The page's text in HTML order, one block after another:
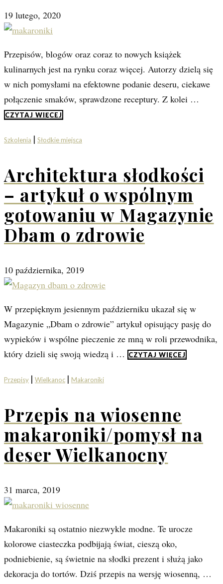
19 lutego, 2020
Przepisów, blogów oraz coraz to nowych książek
kulinarnych jest na rynku coraz więcej. Autorzy dzielą się
w nich pomysłami na efektowne podanie deseru, ciekawe
połączenie smaków, sprawdzone receptury. Z kolei …
CZYTAJ WIĘCEJ
Szkolenia | Słodkie miejsca
Architektura słodkości
– artykuł o wspólnym
gotowaniu w Magazynie
Dbam o zdrowie
10 października, 2019
W przepięknym jesiennym październiku ukazał się w
Magazynie „Dbam o zdrowie” artykuł opisujący pasję do
wypieków i wspólne pieczenie ze mną w roli przewodnika,
który dzieli się swoją wiedzą i …
CZYTAJ WIĘCEJ
Przepisy | Wielkanoc | Makaroniki
Przepis na wiosenne
makaroniki/pomysł na
deser Wielkanocny
31 marca, 2019
Makaroniki są ostatnio niezwykle modne. Te urocze
kolorowe ciasteczka podbijają świat, cieszą oko,
podniebienie, są świetnie na słodki prezent i służą jako
dekoracja do tortów. Dziś przepis na wersję wiosenną, …